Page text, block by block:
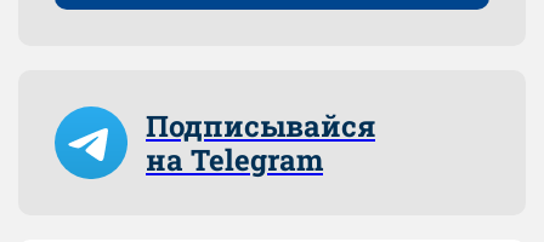
Подписывайся
на Telegram